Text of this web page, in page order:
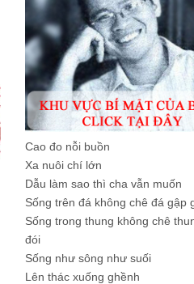
Cao đo nỗi buồn
Xa nuôi chí lớn
Dẫu làm sao thì cha vẫn muốn
Sống trên đá không chê đá gập
Sống trong thung không chê
đói
Sống như sông như suối
Lên thác xuống ghềnh